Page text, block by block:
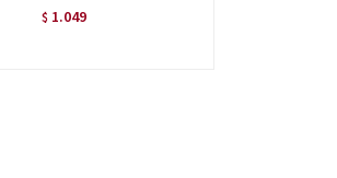
$ 1.049